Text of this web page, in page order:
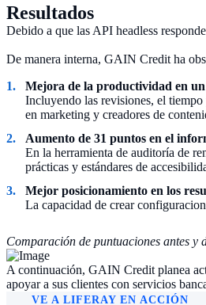
Resultados
Debido a que las API headless
De manera interna, GAIN Credit ha
Mejora de la productividad en
Incluyendo las revisiones, el
en marketing y creadores de
Aumento de 31 puntos en el
En la herramienta de auditoría de
prácticas y estándares de
Mejor posicionamiento en los
La capacidad de crear
Comparación de puntuaciones antes y
A continuación, GAIN Credit planea
apoyar a sus clientes con servicios
VE A LIFERAY EN ACCIÓN